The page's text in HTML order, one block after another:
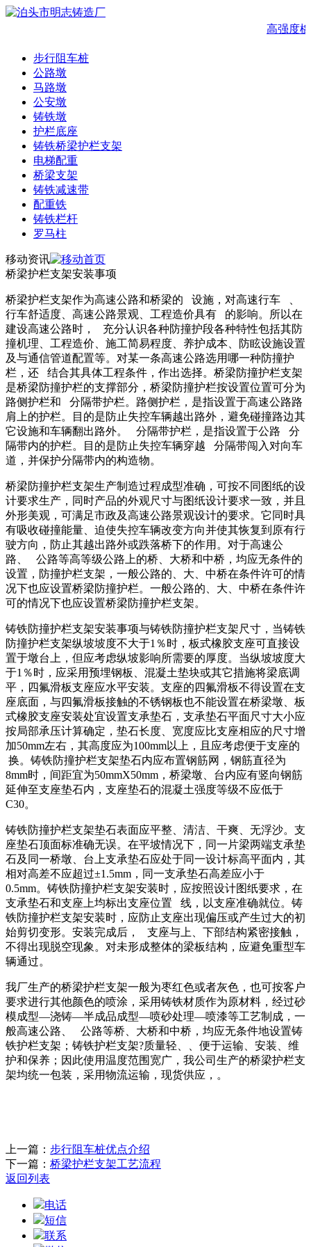
高强度
步行阻车桩
公路墩
马路墩
公安墩
铸铁墩
护栏底座
铸铁桥梁护栏支架
电梯配重
桥梁支架
铸铁减速带
配重铁
铸铁栏杆
罗马柱
移动资讯
桥梁护栏支架安装事项
桥梁护栏支架作为高速公路和桥梁的 设施，对高速行车 、
行车舒适度、高速公路景观、工程造价具有 的影响。所以在
建设高速公路时， 充分认识各种防撞护段各种特性包括其防
撞机理、工程造价、施工简易程度、养护成本、防眩设施设置
及与通信管道配置等。对某一条高速公路选用哪一种防撞护
栏，还 结合其具体工程条件，作出选择。桥梁防撞护栏支架
是桥梁防撞护栏的支撑部分，桥梁防撞护栏按设置位置可分为
路侧护栏和 分隔带护栏。路侧护栏，是指设置于高速公路路
肩上的护栏。目的是防止失控车辆越出路外，避免碰撞路边其
它设施和车辆翻出路外。 分隔带护栏，是指设置于公路 分
隔带内的护栏。目的是防止失控车辆穿越 分隔带闯入对向车
道，并保护分隔带内的构造物。
桥梁防撞护栏支架生产制造过程成型准确，可按不同图纸的设
计要求生产，同时产品的外观尺寸与图纸设计要求一致，并且
外形美观，可满足市政及高速公路景观设计的要求。它同时具
有吸收碰撞能量、迫使失控车辆改变方向并使其恢复到原有行
驶方向，防止其越出路外或跌落桥下的作用。对于高速公
路、 公路等高等级公路上的桥、大桥和中桥，均应无条件的
设置，防撞护栏支架，一般公路的、大、中桥在条件许可的情
况下也应设置桥梁防撞护栏。一般公路的、大、中桥在条件许
可的情况下也应设置桥梁防撞护栏支架。
铸铁防撞护栏支架安装事项与铸铁防撞护栏支架尺寸，当铸铁
防撞护栏支架纵坡坡度不大于1％时，板式橡胶支座可直接设
置于墩台上，但应考虑纵坡影响所需要的厚度。当纵坡坡度大
于1％时，应采用预埋钢板、混凝土垫块或其它措施将梁底调
平，四氟滑板支座应水平安装。支座的四氟滑板不得设置在支
座底面，与四氟滑板接触的不锈钢板也不能设置在桥梁墩、板
式橡胶支座安装处宜设置支承垫石，支承垫石平面尺寸大小应
按局部承压计算确定，垫石长度、宽度应比支座相应的尺寸增
加50mm左右，其高度应为100mm以上，且应考虑便于支座的
换。铸铁防撞护栏支架垫石内应布置钢筋网，钢筋直径为
8mm时，间距宜为50mmX50mm，桥梁墩、台内应有竖向钢筋
延伸至支座垫石内，支座垫石的混凝土强度等级不应低于
C30。
铸铁防撞护栏支架垫石表面应平整、清洁、干爽、无浮沙。支
座垫石顶面标准确无误。在平坡情况下，同一片梁两端支承垫
石及同一桥墩、台上支承垫石应处于同一设计标高平面内，其
相对高差不应超过±1.5mm，同一支承垫石高差应小于
0.5mm。铸铁防撞护栏支架安装时，应按照设计图纸要求，在
支承垫石和支座上均标出支座位置 线，以支座准确就位。铸
铁防撞护栏支架安装时，应防止支座出现偏压或产生过大的初
始剪切变形。安装完成后， 支座与上、下部结构紧密接触，
不得出现脱空现象。对未形成整体的梁板结构，应避免重型车
辆通过。
我厂生产的桥梁护栏支架一般为枣红色或者灰色，也可按客户
要求进行其他颜色的喷涂，采用铸铁材质作为原材料，经过砂
模成型—浇铸—半成品成型—喷砂处理—喷漆等工艺制成，一
般高速公路、 公路等桥、大桥和中桥，均应无条件地设置铸
铁护栏支架；铸铁护栏支架?质量轻、、便于运输、安装、维
护和保养；因此使用温度范围宽广，我公司生产的桥梁护栏支
架均统一包装，采用物流运输，现货供应，。
上一篇： 步行阻车桩优点介绍
下一篇： 桥梁护栏支架工艺流程
返回列表
电话
短信
联系